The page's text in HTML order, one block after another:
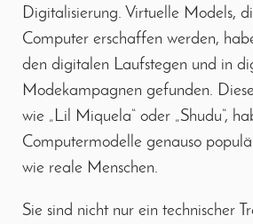
Digitalisierung. Virtuelle Models,
Computer erschaffen werden,
den digitalen Laufstegen und in
Modekampagnen gefunden. Diese
wie „Lil Miquela“ oder „Shudu“,
Computermodelle genauso
wie reale Menschen.
Sie sind nicht nur ein technischer